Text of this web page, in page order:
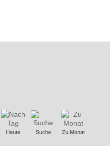
Heute Suche Zu Monat